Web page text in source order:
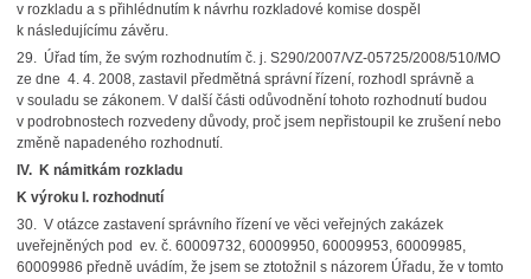
v rozkladu a s přihlédnutím k návrhu rozkladové komise dospěl
k následujícímu závěru.
29. Úřad tím, že svým rozhodnutím č. j. S290/2007/VZ-05725/2008/510/MO
ze dne 4. 4. 2008, zastavil předmětná správní řízení, rozhodl správně a
v souladu se zákonem. V další části odůvodnění tohoto rozhodnutí budou
v podrobnostech rozvedeny důvody, proč jsem nepřistoupil ke zrušení nebo
změně napadeného rozhodnutí.
IV. K námitkám rozkladu
K výroku I. rozhodnutí
30. V otázce zastavení správního řízení ve věci veřejných zakázek
uveřejněných pod ev. č. 60009732, 60009950, 60009953, 60009985,
60009986 předně uvádím, že jsem se ztotožnil s názorem Úřadu, že v tomto